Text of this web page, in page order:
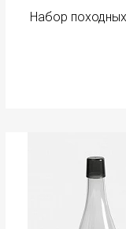
Набор